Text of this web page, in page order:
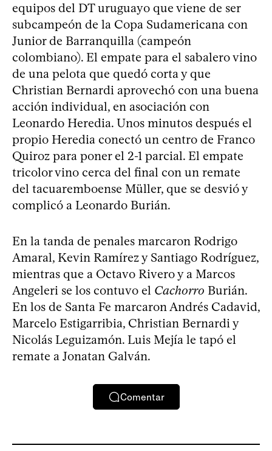
equipos del DT uruguayo que viene de ser
subcampeón de la Copa Sudamericana con
Junior de Barranquilla (campeón
colombiano). El empate para el sabalero vino
de una pelota que quedó corta y que
Christian Bernardi aprovechó con una buena
acción individual, en asociación con
Leonardo Heredia. Unos minutos después el
propio Heredia conectó un centro de Franco
Quiroz para poner el 2-1 parcial. El empate
tricolor vino cerca del final con un remate
del tacuaremboense Müller, que se desvió y
complicó a Leonardo Burián.
En la tanda de penales marcaron Rodrigo
Amaral, Kevin Ramírez y Santiago Rodríguez,
mientras que a Octavo Rivero y a Marcos
Angeleri se los contuvo el Cachorro Burián.
En los de Santa Fe marcaron Andrés Cadavid,
Marcelo Estigarribia, Christian Bernardi y
Nicolás Leguizamón. Luis Mejía le tapó el
remate a Jonatan Galván.
Comentar